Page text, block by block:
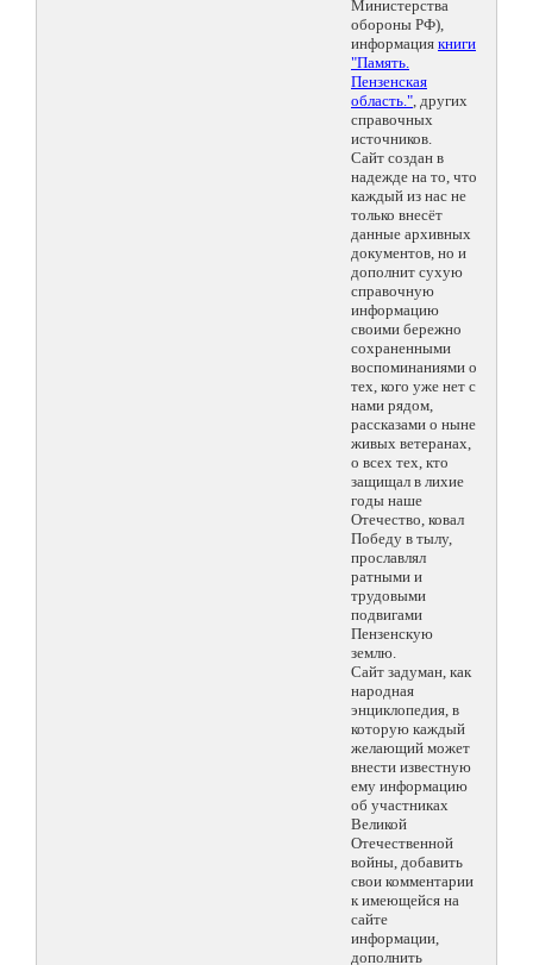
Министерства
обороны РФ),
информация книги
"Память.
Пензенская
область.", других
справочных
источников.
Сайт создан в
надежде на то, что
каждый из нас не
только внесёт
данные архивных
документов, но и
дополнит сухую
справочную
информацию
своими бережно
сохраненными
воспоминаниями о
тех, кого уже нет с
нами рядом,
рассказами о ныне
живых ветеранах,
о всех тех, кто
защищал в лихие
годы наше
Отечество, ковал
Победу в тылу,
прославлял
ратными и
трудовыми
подвигами
Пензенскую
землю.
Сайт задуман, как
народная
энциклопедия, в
которую каждый
желающий может
внести известную
ему информацию
об участниках
Великой
Отечественной
войны, добавить
свои комментарии
к имеющейся на
сайте
информации,
дополнить